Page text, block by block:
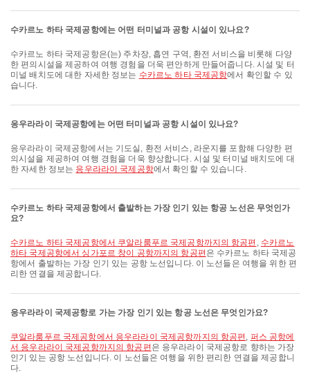
수카르노 하타 국제공항에는 어떤 터미널과 공항 시설이 있나요?
수카르노 하타 국제공항은(는) 주차장, 흡연 구역, 환전 서비스을 비롯해 다양
한 편의시설을 제공하여 여행 경험을 더욱 편안하게 만들어줍니다. 시설 및 터
미널 배치도에 대한 자세한 정보는 수카르노 하타 국제공항에서 확인할 수 있
습니다.
응우라라이 국제공항에는 어떤 터미널과 공항 시설이 있나요?
응우라라이 국제공항에서는 기도실, 환전 서비스, 라운지를 포함해 다양한 편
의시설을 제공하여 여행 경험을 더욱 향상합니다. 시설 및 터미널 배치도에 대
한 자세한 정보는 응우라라이 국제공항에서 확인할 수 있습니다.
수카르노 하타 국제공항에서 출발하는 가장 인기 있는 항공 노선은 무엇인가
요?
수카르노 하타 국제공항에서 쿠알라룸푸르 국제공항까지의 항공편 , 수카르노
하타 국제공항에서 싱가포르 창이 공항까지의 항공편 은 수카르노 하타 국제공
항에서 출발하는 가장 인기 있는 공항 노선입니다. 이 노선들은 여행을 위한 편
리한 연결을 제공합니다.
응우라라이 국제공항로 가는 가장 인기 있는 항공 노선은 무엇인가요?
쿠알라룸푸르 국제공항에서 응우라라이 국제공항까지의 항공편 , 퍼스 공항에
서 응우라라이 국제공항까지의 항공편 은 응우라라이 국제공항로 향하는 가장
인기 있는 공항 노선입니다. 이 노선들은 여행을 위한 편리한 연결을 제공합니
다.